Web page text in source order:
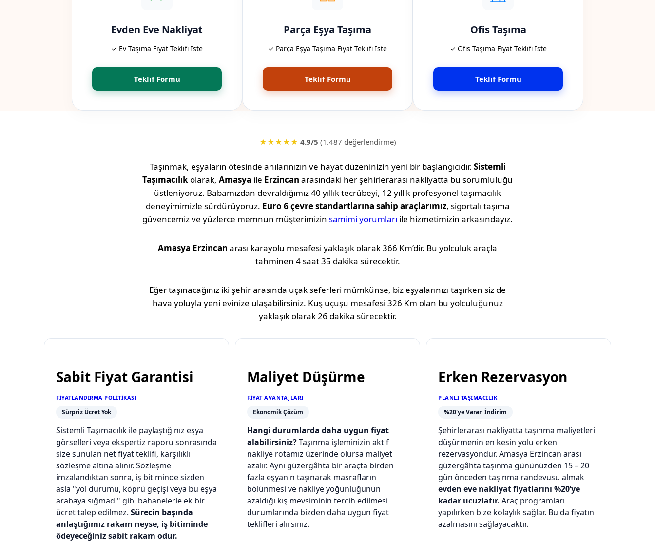
Evden Eve Nakliyat
✓ Ev Taşıma Fiyat Teklifi İste
Teklif Formu
Parça Eşya Taşıma
✓ Parça Eşya Taşıma Fiyat Teklifi İste
Teklif Formu
Ofis Taşıma
✓ Ofis Taşıma Fiyat Teklifi İste
Teklif Formu
★★★★★ 4.9/5 (1.487 değerlendirme)
Taşınmak, eşyaların ötesinde anılarınızın ve hayat düzeninizin yeni bir başlangıcıdır. Sistemli
Taşımacılık olarak, Amasya ile Erzincan arasındaki her şehirlerarası nakliyatta bu sorumluluğu
üstleniyoruz. Babamızdan devraldığımız 40 yıllık tecrübeyi, 12 yıllık profesyonel taşımacılık
deneyimimizle sürdürüyoruz. Euro 6 çevre standartlarına sahip araçlarımız, sigortalı taşıma
güvencemiz ve yüzlerce memnun müşterimizin samimi yorumları ile hizmetimizin arkasındayız.
Amasya Erzincan arası karayolu mesafesi yaklaşık olarak366 Km’dir. Bu yolculuk araçla
tahminen 4 saat 35 dakika sürecektir.
Eğer taşınacağınız iki şehir arasında uçak seferleri mümkünse, biz eşyalarınızı taşırken siz de
hava yoluyla yeni evinize ulaşabilirsiniz. Kuş uçuşu mesafesi 326 Km olan bu yolculuğunuz
yaklaşık olarak26 dakika sürecektir.
Sabit Fiyat Garantisi
FIYATLANDIRMA POLITIKASI
Sürpriz Ücret Yok
Sistemli Taşımacılık ile paylaştığınız eşya
görselleri veya ekspertiz raporu sonrasında
size sunulan net fiyat teklifi, karşılıklı
sözleşme altına alınır. Sözleşme
imzalandıktan sonra, iş bitiminde sizden
asla "yol durumu, köprü geçişi veya bu eşya
arabaya sığmadı" gibi bahanelerle ek bir
ücret talep edilmez. Sürecin başında
anlaştığımız rakam neyse, iş bitiminde
ödeyeceğiniz sabit rakam odur.
Maliyet Düşürme
FIYAT AVANTAJLARI
Ekonomik Çözüm
Hangi durumlarda daha uygun fiyat
alabilirsiniz?Taşınma işleminizin aktif
nakliye rotamız üzerinde olursa maliyet
azalır. Aynı güzergâhta bir araçta birden
fazla eşyanın taşınarak masrafların
bölünmesi ve nakliye yoğunluğunun
azaldığı kış mevsiminin tercih edilmesi
durumlarında bizden daha uygun fiyat
teklifleri alırsınız.
Erken Rezervasyon
PLANLI TAŞIMACILIK
%20'ye Varan İndirim
Şehirlerarası nakliyatta taşınma maliyetleri
düşürmenin en kesin yolu erken
rezervasyondur. Amasya Erzincan arası
güzergâhta taşınma gününüzden 15 – 20
gün önceden taşınma randevusu almak
evden eve nakliyat fiyatlarını %20’ye
kadar ucuzlatır. Araç programları
yapılırken bize kolaylık sağlar. Bu da fiyatın
azalmasını sağlayacaktır.